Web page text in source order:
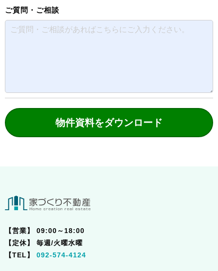
ご質問・ご相談
物件資料をダウンロード
【営業】
09:00～18:00
【定休】
毎週/火曜水曜
【TEL】
092-574-4124